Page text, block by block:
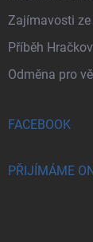
Zajímavosti
Příběh
Odměna pro
FACEBOOK
PŘIJÍMÁME